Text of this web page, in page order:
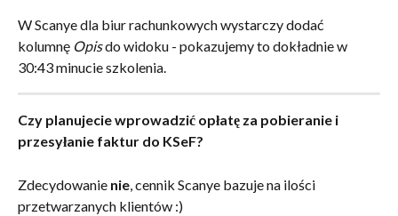
W Scanye dla biur rachunkowych wystarczy dodać
kolumnę Opis do widoku - pokazujemy to dokładnie w
30:43 minucie szkolenia.
Czy planujecie wprowadzić opłatę za pobieranie i
przesyłanie faktur do KSeF?
Zdecydowanie nie , cennik Scanye bazuje na ilości
przetwarzanych klientów :)